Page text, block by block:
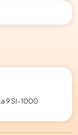
9 SI-1000